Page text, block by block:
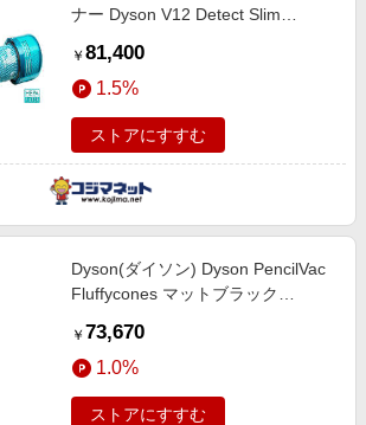
ナー Dyson V12 Detect Slim
ス] HEPA フィルター セット
￥ 81,400
1.5%
ストアにすすむ
Dyson(ダイソン) Dyson PencilVac
Fluffycones マットブラック
￥ 73,670
1.0%
ストアにすすむ